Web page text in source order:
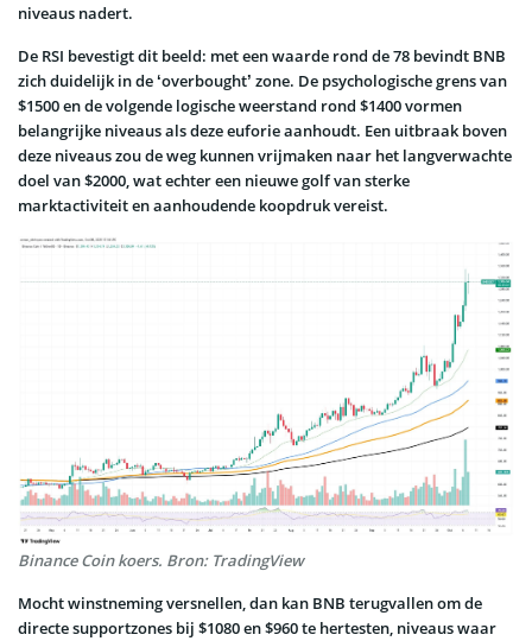
niveaus nadert.
De RSI bevestigt dit beeld: met een waarde rond de 78 bevindt BNB
zich duidelijk in de ‘overbought’ zone. De psychologische grens van
$1500 en de volgende logische weerstand rond $1400 vormen
belangrijke niveaus als deze euforie aanhoudt. Een uitbraak boven
deze niveaus zou de weg kunnen vrijmaken naar het langverwachte
doel van $2000, wat echter een nieuwe golf van sterke
marktactiviteit en aanhoudende koopdruk vereist.
Binance Coin koers. Bron: TradingView
Mocht winstneming versnellen, dan kan BNB terugvallen om de
directe supportzones bij $1080 en $960 te hertesten, niveaus waar